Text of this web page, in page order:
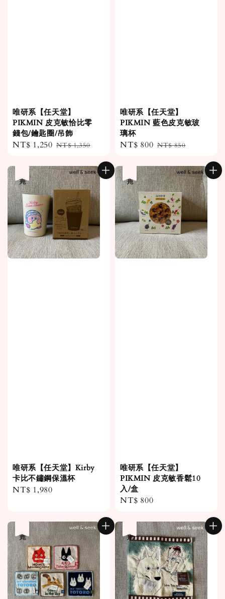
唯研系【任天堂】
PIKMIN 皮克敏恰比零
錢包/鑰匙圈/吊飾
Sale
NT$ 1,250 Regular
NT$ 1,350
唯研系【任天堂】
PIKMIN 藍色皮克敏玻
璃杯
Sale
NT$ 800 Regular
NT$ 850
唯研系【任天堂】Kirby
卡比不鏽鋼保溫杯
Regular
NT$ 1,980
唯研系【任天堂】
PIKMIN 皮克敏香鬆10
入/盒
Regular
NT$ 800